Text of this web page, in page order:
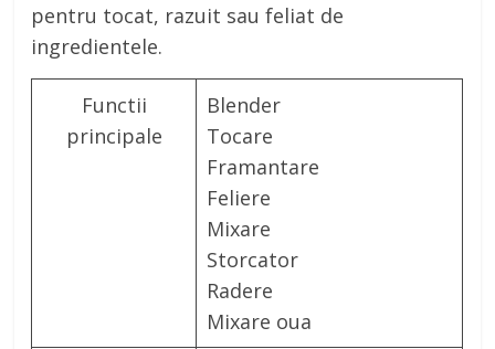
pentru tocat, razuit sau feliat de
ingredientele.
Functii
principale
Blender
Tocare
Framantare
Feliere
Mixare
Storcator
Radere
Mixare oua